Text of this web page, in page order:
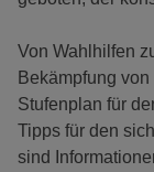
Von Wahlhilfen
Bekämpfung
Stufenplan für
Tipps für den
sind